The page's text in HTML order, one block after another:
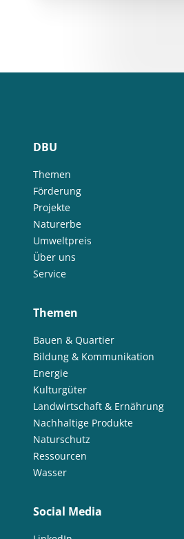
DBU
Themen
Förderung
Projekte
Naturerbe
Umweltpreis
Über uns
Service
Themen
Bauen & Quartier
Bildung & Kommunikation
Energie
Kulturgüter
Landwirtschaft & Ernährung
Nachhaltige Produkte
Naturschutz
Ressourcen
Wasser
Social Media